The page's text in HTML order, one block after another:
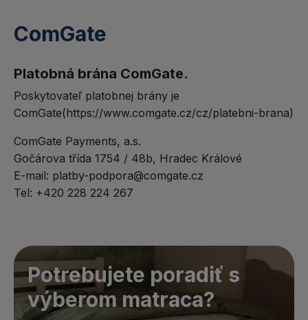
ComGate
Platobná brána ComGate.
Poskytovateľ platobnej brány je
ComGate(https://www.comgate.cz/cz/platebni-brana)
ComGate Payments, a.s.
Gočárova třída 1754 / 48b, Hradec Králové
E-mail: platby-podpora@comgate.cz
Tel: +420 228 224 267
Potrebujete poradiť s
výberom matraca?